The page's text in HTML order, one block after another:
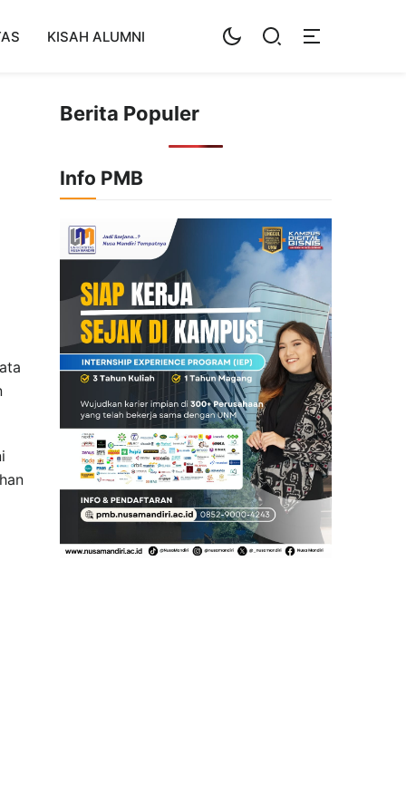
KISAH ALUMNI
Berita Populer
Info PMB